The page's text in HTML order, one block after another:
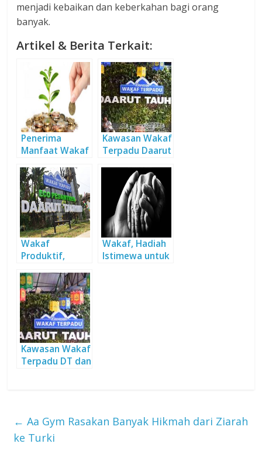
menjadi kebaikan dan keberkahan bagi orang
banyak.
Artikel & Berita Terkait:
Penerima
Manfaat Wakaf
Kawasan Wakaf
Terpadu Daarut
Wakaf
Produktif,
Pemberdayaan
Umat
Wakaf, Hadiah
Istimewa untuk
Kawasan Wakaf
Terpadu DT dan
← Aa Gym Rasakan Banyak Hikmah dari Ziarah
ke Turki